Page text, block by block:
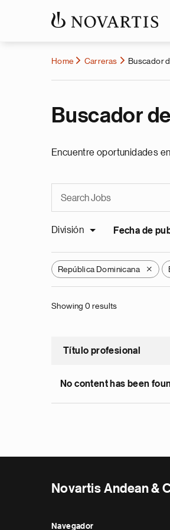
Home Carreras Buscador
Buscador
Encuentre oportunidades
División Fecha de
República Dominicana X
Showing 0 results
Título profesional
No content has been
Novartis Andean &
Navegador